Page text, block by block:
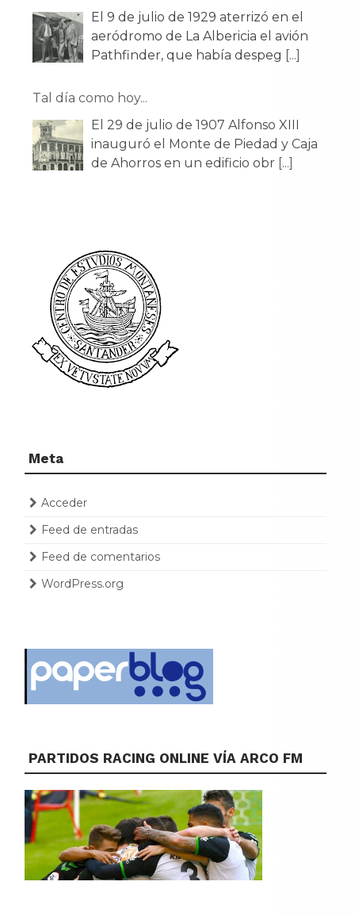
El 9 de julio de 1929 aterrizó en el
aeródromo de La Albericia el avión
Pathfinder, que había despeg [...]
Tal día como hoy...
El 29 de julio de 1907 Alfonso XIII
inauguró el Monte de Piedad y Caja
de Ahorros en un edificio obr [...]
Meta
Acceder
Feed de entradas
Feed de comentarios
WordPress.org
PARTIDOS RACING ONLINE VÍA ARCO FM